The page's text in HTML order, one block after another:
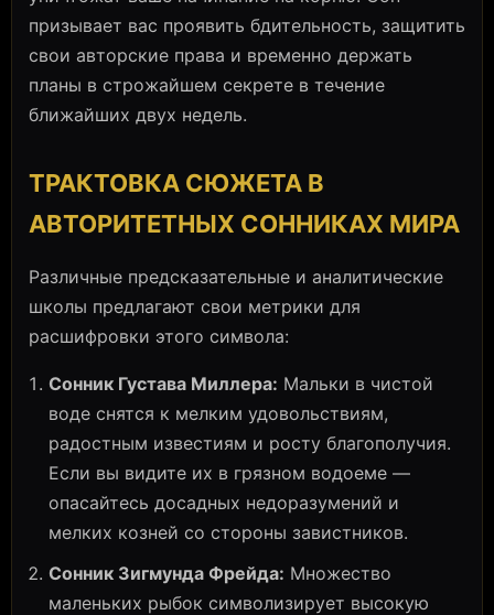
призывает вас проявить бдительность, защитить
свои авторские права и временно держать
планы в строжайшем секрете в течение
ближайших двух недель.
ТРАКТОВКА СЮЖЕТА В
АВТОРИТЕТНЫХ СОННИКАХ МИРА
Различные предсказательные и аналитические
школы предлагают свои метрики для
расшифровки этого символа:
Сонник Густава Миллера: Мальки в чистой
воде снятся к мелким удовольствиям,
радостным известиям и росту благополучия.
Если вы видите их в грязном водоеме —
опасайтесь досадных недоразумений и
мелких козней со стороны завистников.
Сонник Зигмунда Фрейда: Множество
маленьких рыбок символизирует высокую